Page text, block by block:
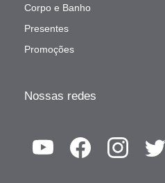
Corpo e Banho
Presentes
Promoções
Nossas redes